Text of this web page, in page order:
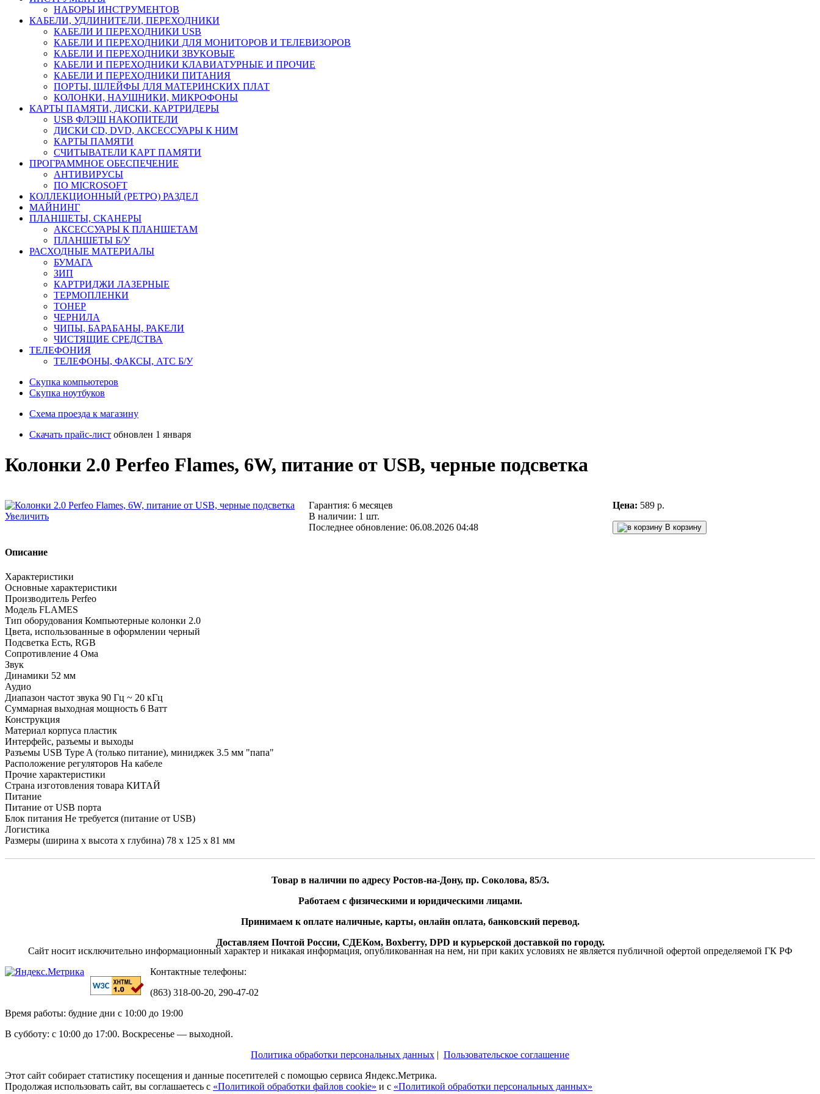
НАБОРЫ ИНСТРУМЕНТОВ
КАБЕЛИ, УДЛИНИТЕЛИ, ПЕРЕХОДНИКИ
КАБЕЛИ И ПЕРЕХОДНИКИ USB
КАБЕЛИ И ПЕРЕХОДНИКИ ДЛЯ МОНИТОРОВ И ТЕЛЕВИЗОРОВ
КАБЕЛИ И ПЕРЕХОДНИКИ ЗВУКОВЫЕ
КАБЕЛИ И ПЕРЕХОДНИКИ КЛАВИАТУРНЫЕ И ПРОЧИЕ
КАБЕЛИ И ПЕРЕХОДНИКИ ПИТАНИЯ
ПОРТЫ, ШЛЕЙФЫ ДЛЯ МАТЕРИНСКИХ ПЛАТ
КОЛОНКИ, НАУШНИКИ, МИКРОФОНЫ
КАРТЫ ПАМЯТИ, ДИСКИ, КАРТРИДЕРЫ
USB ФЛЭШ НАКОПИТЕЛИ
ДИСКИ CD, DVD, АКСЕССУАРЫ К НИМ
КАРТЫ ПАМЯТИ
СЧИТЫВАТЕЛИ КАРТ ПАМЯТИ
ПРОГРАММНОЕ ОБЕСПЕЧЕНИЕ
АНТИВИРУСЫ
ПО MICROSOFT
КОЛЛЕКЦИОННЫЙ (РЕТРО) РАЗДЕЛ
МАЙНИНГ
ПЛАНШЕТЫ, СКАНЕРЫ
АКСЕССУАРЫ К ПЛАНШЕТАМ
ПЛАНШЕТЫ Б/У
РАСХОДНЫЕ МАТЕРИАЛЫ
БУМАГА
ЗИП
КАРТРИДЖИ ЛАЗЕРНЫЕ
ТЕРМОПЛЕНКИ
ТОНЕР
ЧЕРНИЛА
ЧИПЫ, БАРАБАНЫ, РАКЕЛИ
ЧИСТЯЩИЕ СРЕДСТВА
ТЕЛЕФОНИЯ
ТЕЛЕФОНЫ, ФАКСЫ, АТС Б/У
Скупка компьютеров
Cкупка ноутбуков
Схема проезда к магазину
Скачать прайс-лист обновлен 1 января
Колонки 2.0 Perfeo Flames, 6W, питание от USB, черные подсветка
Увеличить
Гарантия: 6 месяцев
В наличии: 1 шт.
Последнее обновление: 06.08.2026 04:48
Цена: 589 р.
В корзину
Описание
Характеристики
Основные характеристики
Производитель Perfeo
Модель FLAMES
Тип оборудования Компьютерные колонки 2.0
Цвета, использованные в оформлении черный
Подсветка Есть, RGB
Сопротивление 4 Ома
Звук
Динамики 52 мм
Аудио
Диапазон частот звука 90 Гц ~ 20 кГц
Суммарная выходная мощность 6 Ватт
Конструкция
Материал корпуса пластик
Интерфейс, разъемы и выходы
Разъемы USB Type A (только питание), миниджек 3.5 мм "папа"
Расположение регуляторов На кабеле
Прочие характеристики
Страна изготовления товара КИТАЙ
Питание
Питание от USB порта
Блок питания Не требуется (питание от USB)
Логистика
Размеры (ширина x высота x глубина) 78 х 125 х 81 мм
Товар в наличии по адресу Ростов-на-Дону, пр. Соколова, 85/3.
Работаем с физическими и юридическими лицами.
Принимаем к оплате наличные, карты, онлайн оплата, банковский перевод.
Доставляем Почтой России, СДЕКом, Boxberry, DPD и курьерской доставкой по городу.
Сайт носит исключительно информационный характер и никакая информация, опубликованная на нем, ни при каких условиях не является публичной офертой определяемой ГК РФ
Контактные телефоны:
(863) 318-00-20, 290-47-02
Время работы: будние дни с 10:00 до 19:00
В субботу: с 10:00 до 17:00. Воскресенье — выходной.
Политика обработки персональных данных | Пользовательское соглашение
Этот сайт собирает статистику посещения и данные посетителей c помощью сервиса Яндекс.Метрика.
Продолжая использовать сайт, вы соглашаетесь с «Политикой обработки файлов cookie» и с «Политикой обработки персональных данных»